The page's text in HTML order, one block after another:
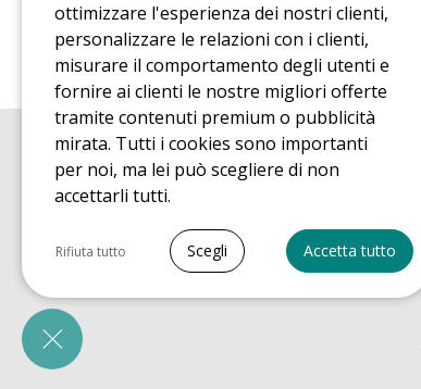
GUIDA ALL'ACQUISTO
Guida all'acquisito tappeti elastici
ottimizzare l'esperienza dei nostri clienti,
personalizzare le relazioni con i clienti,
misurare il comportamento degli utenti e
fornire ai clienti le nostre migliori offerte
tramite contenuti premium o pubblicità
mirata. Tutti i cookies sono importanti
per noi, ma lei può scegliere di non
accettarli tutti.
Seleziona tutto
Cookie necessari
Rifiuta tutto Scegli Accetta tutto